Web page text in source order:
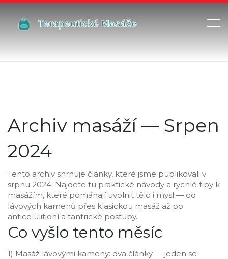
Archiv masáží — Srpen
2024
Tento archiv shrnuje články, které jsme publikovali v
srpnu 2024. Najdete tu praktické návody a rychlé tipy k
masážím, které pomáhají uvolnit tělo i mysl — od
lávových kamenů přes klasickou masáž až po
anticelulitidní a tantrické postupy.
Co vyšlo tento měsíc
1) Masáž lávovými kameny: dva články — jeden se